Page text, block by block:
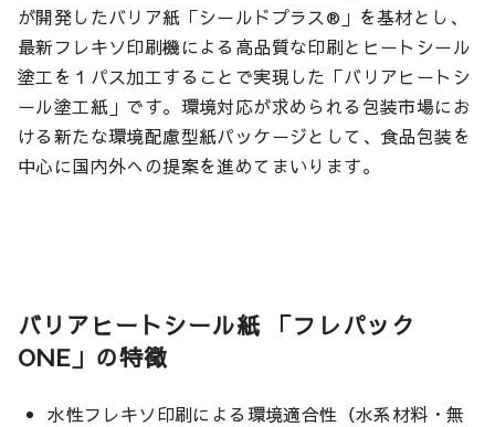
が開発したバリア紙「シールドプラス®」を基材とし、
最新フレキソ印刷機による高品質な印刷とヒートシール
塗工を１パス加工することで実現した「バリアヒートシ
ール塗工紙」です。環境対応が求められる包装市場にお
ける新たな環境配慮型紙パッケージとして、食品包装を
中心に国内外への提案を進めてまいります。
バリアヒートシール紙 「フレパック
ONE」の特徴
水性フレキソ印刷による環境適合性（水系材料・無